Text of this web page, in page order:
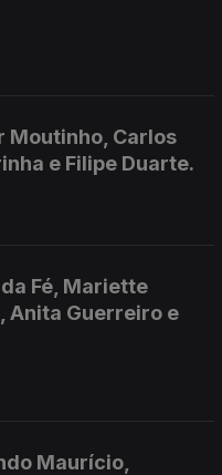
Moutinho, Carlos
e Filipe Duarte.
Fé, Mariette
Anita Guerreiro e
Maurício,